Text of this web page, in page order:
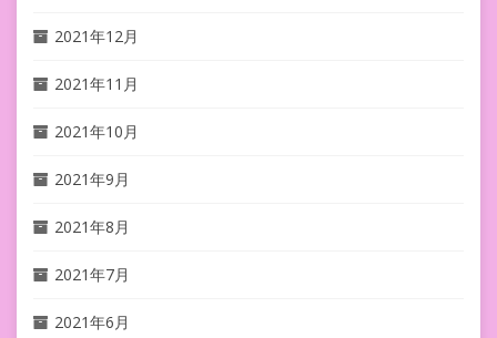
2021年12月
2021年11月
2021年10月
2021年9月
2021年8月
2021年7月
2021年6月